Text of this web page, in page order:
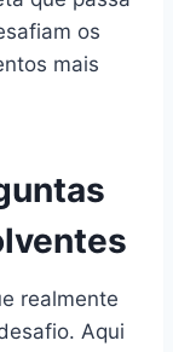
os
mais
realmente
Aqui